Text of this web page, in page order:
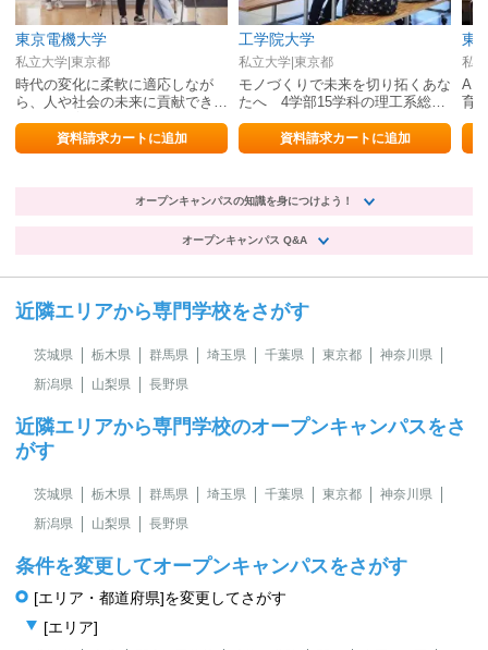
東京電機大学
私立大学|東京都
時代の変化に柔軟に適応しなが
ら、人や社会の未来に貢献できる
技術者を育成
資料請求カートに追加
工学院大学
私立大学|東京都
モノづくりで未来を切り拓くあな
たへ 4学部15学科の理工系総合
大学
資料請求カートに追加
東
私
AI
育
学
オープンキャンパスの知識を身につけよう！
オープンキャンパス Q&A
近隣エリアから専門学校をさがす
茨城県 栃木県 群馬県 埼玉県 千葉県 東京都
神奈川県
新潟県
山梨県 長野県
近隣エリアから専門学校のオープンキャンパスをさ
がす
茨城県 栃木県 群馬県 埼玉県 千葉県 東京都
神奈川県
新潟県
山梨県 長野県
条件を変更してオープンキャンパスをさがす
[エリア・都道府県]を変更してさがす
[エリア]